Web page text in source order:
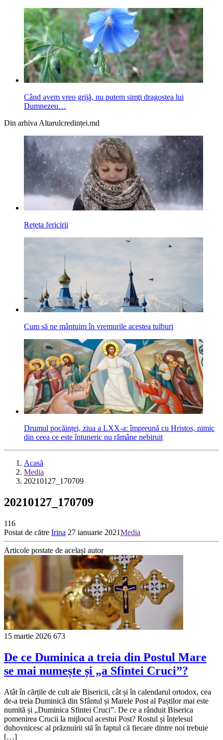
Când avem vreo grijă, nu putem simţi dragostea lui
Dumnezeu…
Din arhiva Altarulcredinței.md
Rețeta fericirii
Cum să ne mântuim în vremurile acestea tulburi
Drumul pocăinței, ziua a LXX-a: împreună cu Hristos, nimic
din ceea ce este întuneric nu rămâne nebiruit
Acasă
Media
20210127_170709
20210127_170709
116
Postat de către Irina 27 ianuarie 2021Media
Articole postate de același autor
15 martie 2026 673
De ce Duminica a treia din Postul Mare
se mai numește și „a Sfintei Cruci”?
Atât în cărțile de cult ale Bisericii, cât și în calendarul ortodox, cea
de-a treia Duminică din Sfântul și Marele Post al Paștilor mai este
numită și „Duminica Sfintei Cruci”. De ce a rânduit Biserica
pomenirea Crucii la mijlocul acestui Post? Rostul și înțelesul
duhovnicesc al prăznuirii stă în faptul că fiecare dintre noi trebuie
[…]